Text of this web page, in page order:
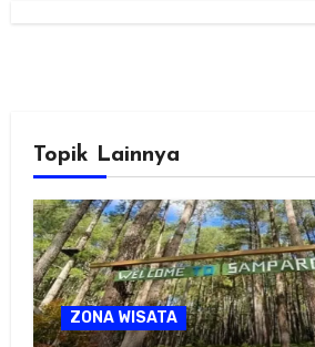
Topik Lainnya
ZONA WISATA